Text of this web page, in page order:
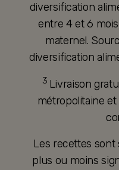
diversification
entre 4 et 6
maternel.
diversification
3 Livraison
métropolitaine
Les recettes
plus ou moins